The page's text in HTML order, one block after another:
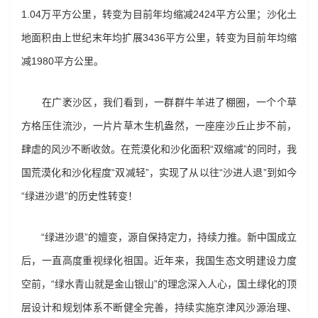
1.04万平方公里，转变为目前年均缩减2424平方公里；沙化土
地面积由上世纪末年均扩展3436平方公里，转变为目前年均缩
减1980平方公里。
在广袤沙区，我们看到，一群群牛羊进了棚圈，一个个草
方格压住流沙，一片片草木生机盎然，一座座沙丘止步不前，
肆虐的风沙不断收敛。在荒漠化和沙化面积“双缩减”的同时，我
国荒漠化和沙化程度“双减轻”，实现了从以往“沙进人退”到如今
“绿进沙退”的历史性转变！
“绿进沙退”的嬗变，源自保持定力，持续力推。新中国成立
后，一直高度重视绿化祖国。近年来，我国生态文明建设力度
空前，“绿水青山就是金山银山”的理念深入人心，国土绿化的顶
层设计和规划体系不断健全完善，持续实施京津风沙源治理、